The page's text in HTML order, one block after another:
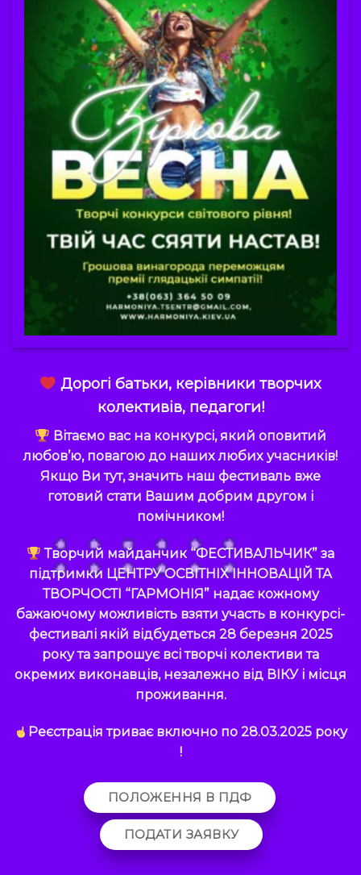
Дорогі батьки, керівники творчих
колективів, педагоги!
Вітаємо вас на конкурсі, який оповитий
любов’ю, повагою до наших любих учасників!
Якщо Ви тут, значить наш фестиваль вже
готовий стати Вашим добрим другом і
помічником!
Творчий майданчик“ФЕСТИВАЛЬЧИК” за
підтримки ЦЕНТРУ ОСВІТНІХ ІННОВАЦІЙ ТА
ТВОРЧОСТІ “ГАРМОНІЯ”надає кожному
бажаючому можливість взяти участь в конкурсі-
фестивалі якій відбудеться 28 березня 2025
року та запрошує всі творчі колективи та
окремих виконавців, незалежно від ВІКУ і місця
проживання.
Реєстрація триває включно по 28.03.2025 року
!
ПОЛОЖЕННЯ В ПДФ
ПОДАТИ ЗАЯВКУ